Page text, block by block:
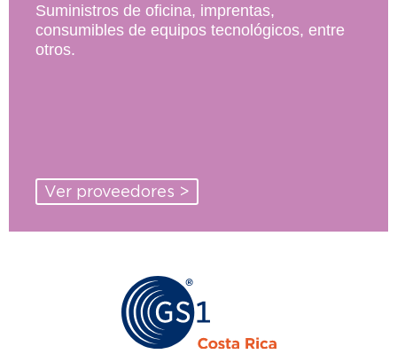
Suministros de oficina, imprentas,
consumibles de equipos tecnológicos, entre
otros.
Ver proveedores >